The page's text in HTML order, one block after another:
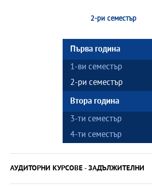
2-ри семестър
Първа година
1-ви семестър
2-ри семестър
Втора година
3-ти семестър
4-ти семестър
АУДИТОРНИ КУРСОВЕ - ЗАДЪЛЖИТЕЛНИ